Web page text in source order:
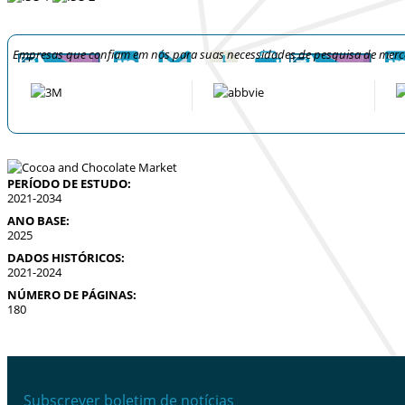
Empresas que confiam em nós para suas necessidades de pesquisa de
PERÍODO DE ESTUDO:
2021-2034
ANO BASE:
2025
DADOS HISTÓRICOS:
2021-2024
NÚMERO DE PÁGINAS:
180
Subscrever boletim de notícias